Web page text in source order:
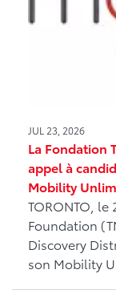
JUL 23, 2026
La Fondation
appel à
Mobility
TORONTO,
Foundation
Discovery
son Mobility